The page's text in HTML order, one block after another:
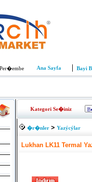
Ana Sayfa Bayi
Kategori Se�iniz
�r�nler> Yazýcýlar
Lukhan LK11 Termal